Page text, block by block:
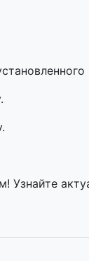
Узнайте